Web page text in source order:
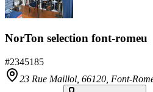
NorTon selection font-romeu
#2345185
23 Rue Maillol, 66120 Font-